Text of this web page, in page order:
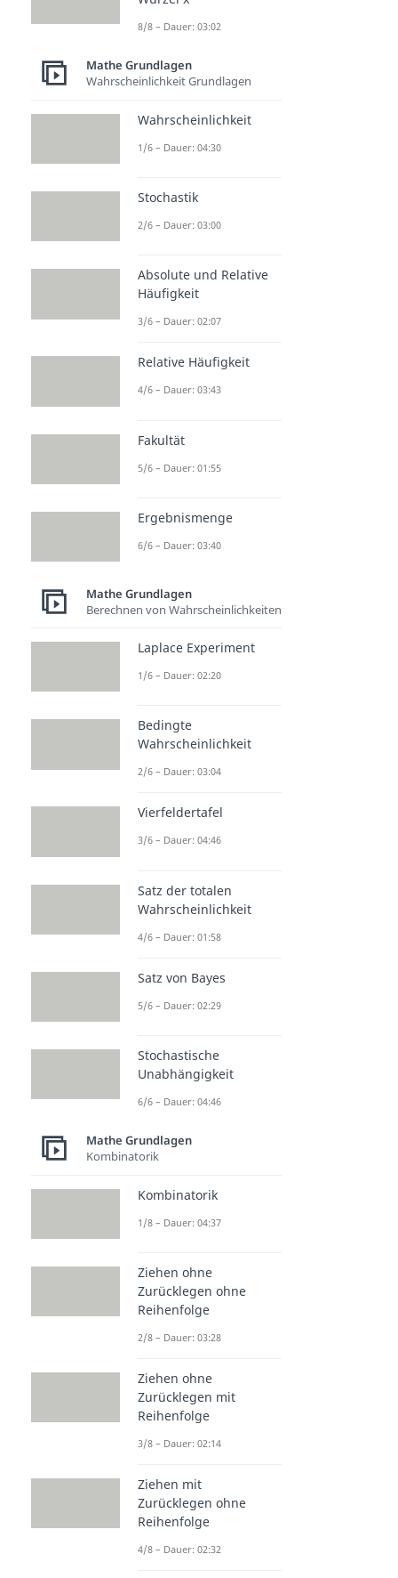
8/8 – Dauer: 03:02
Mathe Grundlagen
Wahrscheinlichkeit Grundlagen
Wahrscheinlichkeit
1/6 – Dauer: 04:30
Stochastik
2/6 – Dauer: 03:00
Absolute und Relative
Häufigkeit
3/6 – Dauer: 02:07
Relative Häufigkeit
4/6 – Dauer: 03:43
Fakultät
5/6 – Dauer: 01:55
Ergebnismenge
6/6 – Dauer: 03:40
Mathe Grundlagen
Berechnen von Wahrscheinlichkeiten
Laplace Experiment
1/6 – Dauer: 02:20
Bedingte
Wahrscheinlichkeit
2/6 – Dauer: 03:04
Vierfeldertafel
3/6 – Dauer: 04:46
Satz der totalen
Wahrscheinlichkeit
4/6 – Dauer: 01:58
Satz von Bayes
5/6 – Dauer: 02:29
Stochastische
Unabhängigkeit
6/6 – Dauer: 04:46
Mathe Grundlagen
Kombinatorik
Kombinatorik
1/8 – Dauer: 04:37
Ziehen ohne
Zurücklegen ohne
Reihenfolge
2/8 – Dauer: 03:28
Ziehen ohne
Zurücklegen mit
Reihenfolge
3/8 – Dauer: 02:14
Ziehen mit
Zurücklegen ohne
Reihenfolge
4/8 – Dauer: 02:32